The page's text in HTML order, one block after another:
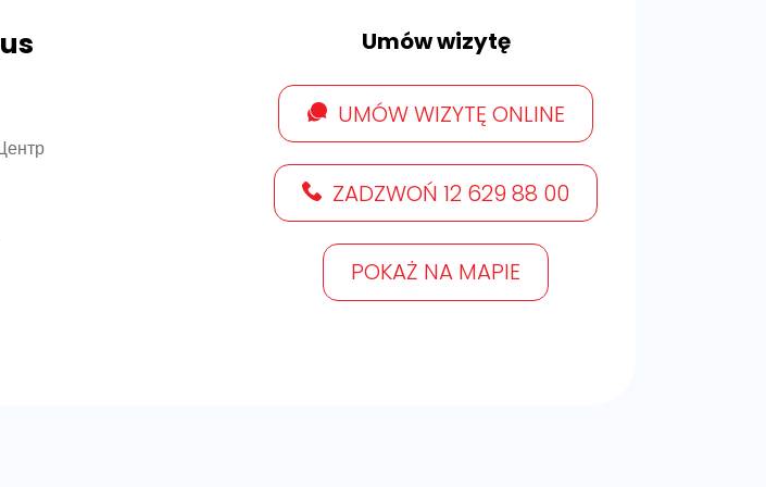
Umów wizytę
UMÓW WIZYTĘ ONLINE
ZADZWOŃ 12 629 88 00
POKAŻ NA MAPIE